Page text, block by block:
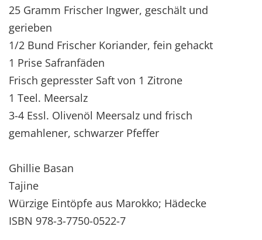
25 Gramm Frischer Ingwer, geschält und
gerieben
1/2 Bund Frischer Koriander, fein gehackt
1 Prise Safranfäden
Frisch gepresster Saft von 1 Zitrone
1 Teel. Meersalz
3-4 Essl. Olivenöl Meersalz und frisch
gemahlener, schwarzer Pfeffer
Ghillie Basan
Tajine
Würzige Eintöpfe aus Marokko; Hädecke
ISBN 978-3-7750-0522-7